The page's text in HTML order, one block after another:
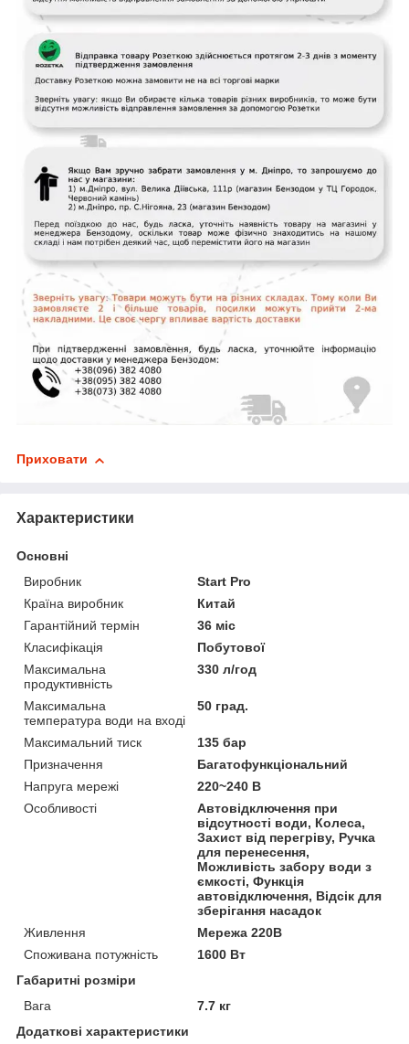
Приховати
Характеристики
Основні
Виробник
Start Pro
Країна виробник
Китай
Гарантійний термін
36 міс
Класифікація
Побутової
Максимальна
продуктивність
330 л/год
Максимальна
температура води на вході
50 град.
Максимальний тиск
135 бар
Призначення
Багатофункціональний
Напруга мережі
220~240 В
Особливості
Автовідключення при
відсутності води, Колеса,
Захист від перегріву, Ручка
для перенесення,
Можливість забору води з
ємкості, Функція
автовідключення, Відсік для
зберігання насадок
Живлення
Мережа 220В
Споживана потужність
1600 Вт
Габаритні розміри
Вага
7.7 кг
Додаткові характеристики